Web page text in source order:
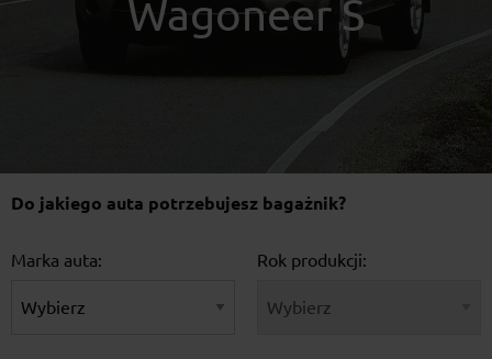
Wagoneer S
Do jakiego auta potrzebujesz bagażnik?
Marka auta: Rok produkcji: